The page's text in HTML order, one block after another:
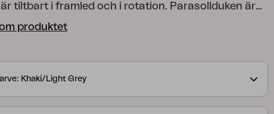
tiltbart i framled och i rotation. Parasollduken är
Fotkors ingår och det måste förankras med
produktet
Khaki/Light Grey